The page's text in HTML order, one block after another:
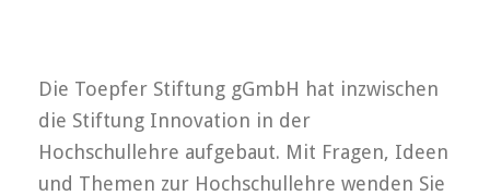
Die Toepfer Stiftung gGmbH hat inzwischen
die Stiftung Innovation in der
Hochschullehre aufgebaut. Mit Fragen, Ideen
und Themen zur Hochschullehre wenden Sie